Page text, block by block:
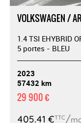
VOLKSWAGEN /
1.4 TSI EHYBRID
5 portes - BLEU
2023
57432 km
29 900 €